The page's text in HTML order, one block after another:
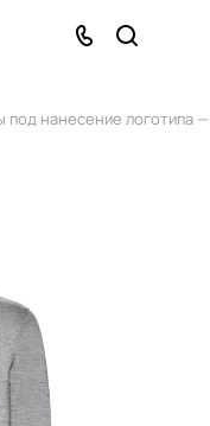
под нанесение логотипа